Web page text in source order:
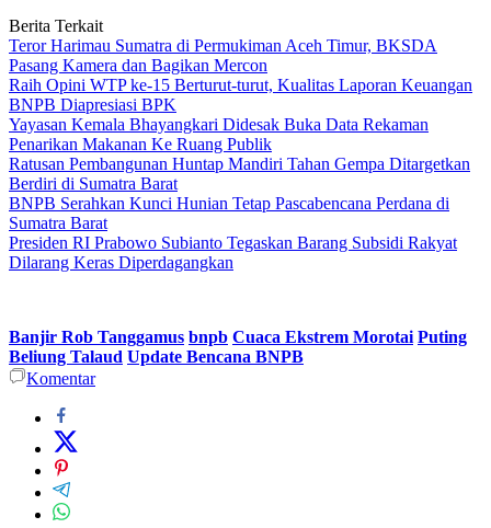
Berita Terkait
Teror Harimau Sumatra di Permukiman Aceh Timur, BKSDA
Pasang Kamera dan Bagikan Mercon
Raih Opini WTP ke-15 Berturut-turut, Kualitas Laporan Keuangan
BNPB Diapresiasi BPK
Yayasan Kemala Bhayangkari Didesak Buka Data Rekaman
Penarikan Makanan Ke Ruang Publik
Ratusan Pembangunan Huntap Mandiri Tahan Gempa Ditargetkan
Berdiri di Sumatra Barat
BNPB Serahkan Kunci Hunian Tetap Pascabencana Perdana di
Sumatra Barat
Presiden RI Prabowo Subianto Tegaskan Barang Subsidi Rakyat
Dilarang Keras Diperdagangkan
Banjir Rob Tanggamus bnpb Cuaca Ekstrem Morotai Puting
Beliung Talaud Update Bencana BNPB
Komentar